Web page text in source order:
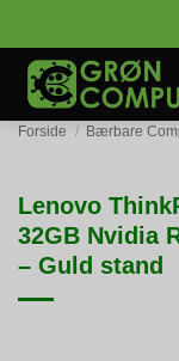
til
indhold
Forside / Bærbare
Lenovo
32GB Nvidia
– Guld stand